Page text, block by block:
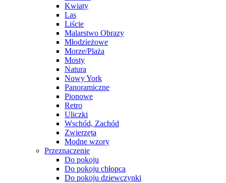
Kwiaty
Las
Liście
Malarstwo Obrazy
Młodzieżowe
Morze/Plaża
Mosty
Natura
Nowy York
Panoramiczne
Pionowe
Retro
Uliczki
Wschód, Zachód
Zwierzęta
Modne wzory
Przeznaczenie
Do pokoju
Do pokoju chłopca
Do pokoju dziewczynki